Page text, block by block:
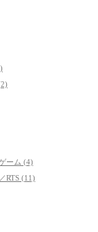
ーム (4)
RTS (11)